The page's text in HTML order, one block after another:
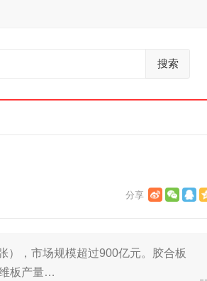
搜索
），市场规模超过900亿元。胶合板
板产量…